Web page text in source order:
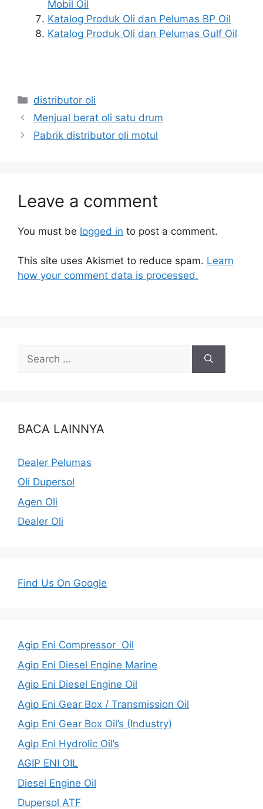
Mobil Oil
Katalog Produk Oli dan Pelumas BP Oil
Katalog Produk Oli dan Pelumas Gulf Oil
distributor oli
Menjual berat oli satu drum
Pabrik distributor oli motul
Leave a comment
You must be logged in to post a comment.
This site uses Akismet to reduce spam. Learn
how your comment data is processed.
BACA LAINNYA
Dealer Pelumas
Oli Dupersol
Agen Oli
Dealer Oli
Find Us On Google
Agip Eni Compressor Oil
Agip Eni Diesel Engine Marine
Agip Eni Diesel Engine Oil
Agip Eni Gear Box / Transmission Oil
Agip Eni Gear Box Oil’s (Industry)
Agip Eni Hydrolic Oil’s
AGIP ENI OIL
Diesel Engine Oil
Dupersol ATF